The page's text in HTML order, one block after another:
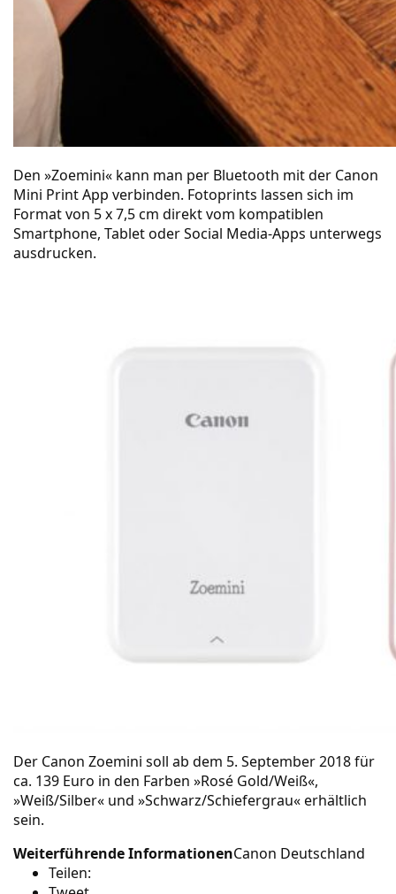
Den »Zoemini« kann man per Bluetooth mit der Canon
Mini Print App verbinden. Fotoprints lassen sich im
Format von 5 x 7,5 cm direkt vom kompatiblen
Smartphone, Tablet oder Social Media-Apps unterwegs
ausdrucken.
Der Canon Zoemini soll ab dem 5. September 2018 für
ca. 139 Euro in den Farben »Rosé Gold/Weiß«,
»Weiß/Silber« und »Schwarz/Schiefergrau« erhältlich
sein.
Weiterführende InformationenCanon Deutschland
Teilen: